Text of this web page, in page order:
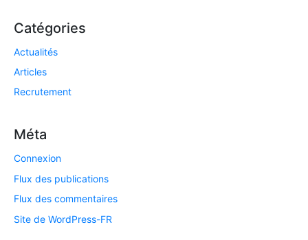
Catégories
Actualités
Articles
Recrutement
Méta
Connexion
Flux des publications
Flux des commentaires
Site de WordPress-FR